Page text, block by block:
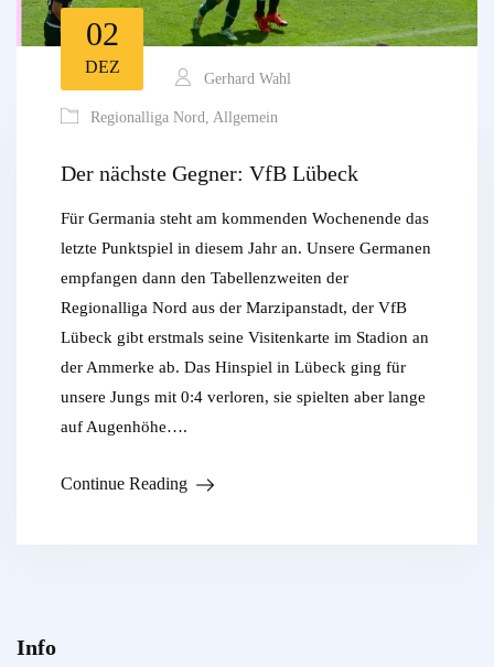
02
DEZ
Gerhard Wahl
Regionalliga Nord, Allgemein
Der nächste Gegner: VfB Lübeck
Für Germania steht am kommenden Wochenende das
letzte Punktspiel in diesem Jahr an. Unsere Germanen
empfangen dann den Tabellenzweiten der
Regionalliga Nord aus der Marzipanstadt, der VfB
Lübeck gibt erstmals seine Visitenkarte im Stadion an
der Ammerke ab. Das Hinspiel in Lübeck ging für
unsere Jungs mit 0:4 verloren, sie spielten aber lange
auf Augenhöhe….
Continue Reading
Info